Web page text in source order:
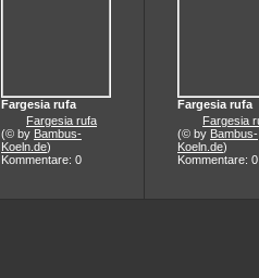
Fargesia rufa
Fargesia rufa
(© by Bambus-
Koeln.de)
Kommentare: 0
Fargesia rufa
Fargesia
(© by Bambus-
Koeln.de)
Kommentare: 0